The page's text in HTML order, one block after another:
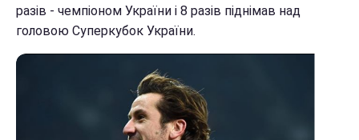
разів - чемпіоном України і 8 разів піднімав над
головою Суперкубок України.